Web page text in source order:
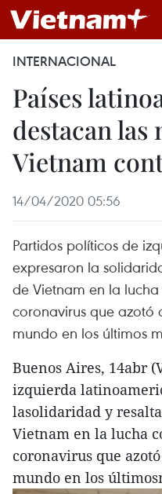
INTERNACIONAL
Países
destacan las
Vietnam
14/04/2020 05:56
Partidos políticos de
expresaron la
de Vietnam en la
coronavirus que azotó
mundo en los últimos
Buenos Aires, 14abr
izquierda
lasolidaridad y
Vietnam en la lucha
coronavirus que
mundo en los